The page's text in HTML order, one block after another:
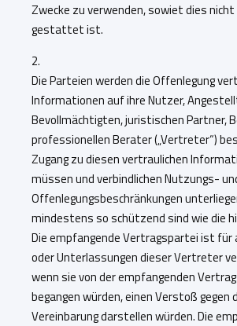
Zwecke zu verwenden, sowiet dies nicht
gestattet ist.
2.
Die Parteien werden die Offenlegung
Informationen auf ihre Nutzer,
Bevollmächtigten, juristischen Partner,
professionellen Berater („Vertreter“)
Zugang zu diesen vertraulichen
müssen und verbindlichen Nutzungs-
Offenlegungsbeschränkungen
mindestens so schützend sind wie die
Die empfangende Vertragspartei ist für
oder Unterlassungen dieser Vertreter
wenn sie von der empfangenden
begangen würden, einen Verstoß gegen
Vereinbarung darstellen würden. Die